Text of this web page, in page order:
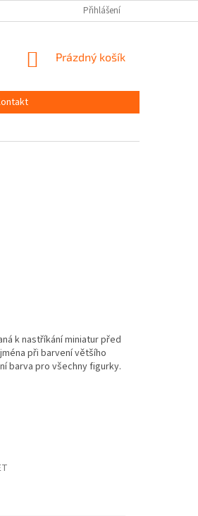
Přihlášení
NÁKUPNÍ
Prázdný košík
k nastříkání miniatur před
při barvení většího
barva pro všechny figurky.